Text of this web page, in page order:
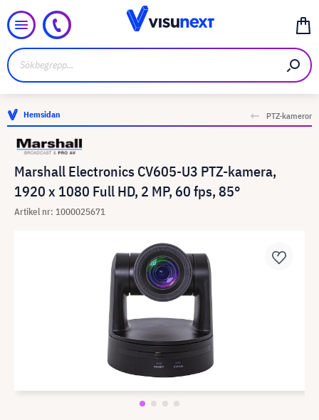
Hemsidan PTZ-kameror
Marshall Electronics CV605-U3 PTZ-kamera,
1920 x 1080 Full HD, 2 MP, 60 fps, 85°
Artikel nr: 1000025671